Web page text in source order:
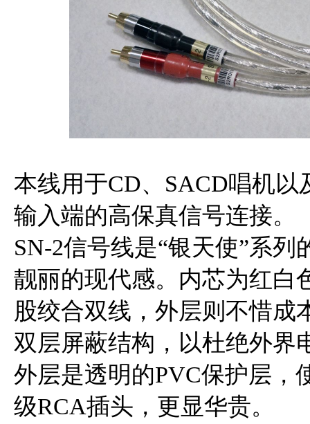
本线用于CD、SACD唱机
输入端的高保真信号连接。
SN-2信号线是“银天使”系
靓丽的现代感。内芯为红白
股绞合双线，外层则不惜成
双层屏蔽结构，以杜绝外界
外层是透明的PVC保护层，
级RCA插头，更显华贵。